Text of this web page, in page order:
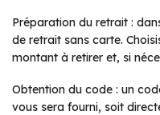
Préparation du retrait :
de retrait sans carte.
montant à retirer et, si
Obtention du code : un
vous sera fourni, soit